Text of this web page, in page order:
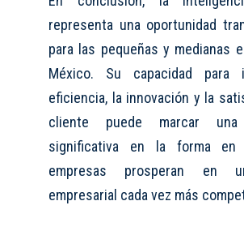
representa una oportunidad
para las pequeñas y medianas
México. Su capacidad para
eficiencia, la innovación y la
cliente puede marcar una
significativa en la forma en
empresas prosperan en
empresarial cada vez más